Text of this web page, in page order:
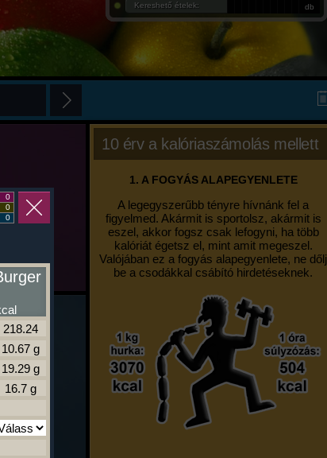
Kereshető ételek: db
10 érv a kalóriaszámolás mellett
1. A FOGYÁS ALAPEGYENLETE
A legegyszerűbb tényre hívnánk fel a
figyelmed. Akármit is sportolsz, akármit is
eszel, akkor fogsz csak lefogyni, ha több
kalóriát égetsz el, mint amit megeszel.
Valójában ez a fogyás alapegyenlete, ne dőlj
be a csodákkal csábító hirdetéseknek.
0
0
0